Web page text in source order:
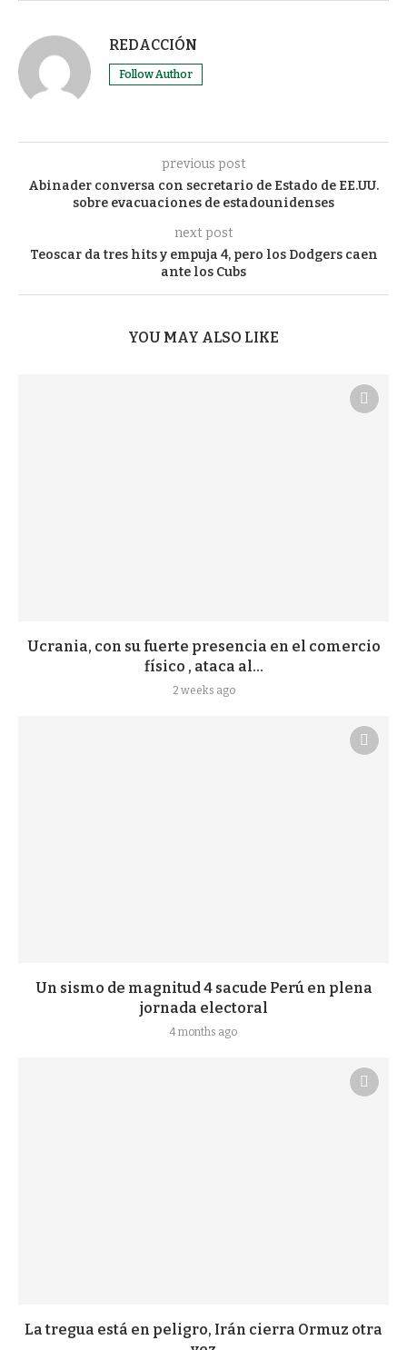
REDACCIÓN
Follow Author
previous post
Abinader conversa con secretario de Estado de EE.UU.
sobre evacuaciones de estadounidenses
next post
Teoscar da tres hits y empuja 4, pero los Dodgers caen
ante los Cubs
YOU MAY ALSO LIKE
Ucrania, con su fuerte presencia en el comercio
físico , ataca al...
2 weeks ago
Un sismo de magnitud 4 sacude Perú en plena
jornada electoral
4 months ago
La tregua está en peligro, Irán cierra Ormuz otra